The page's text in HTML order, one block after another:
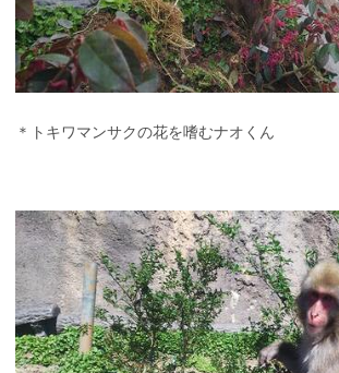
＊トキワマンサクの花を嗜むナオくん